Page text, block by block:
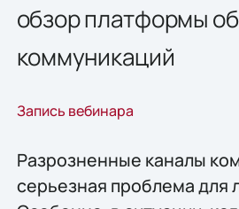
обзор платформы
коммуникаций
Запись вебинара
Разрозненные каналы
серьезная проблема для